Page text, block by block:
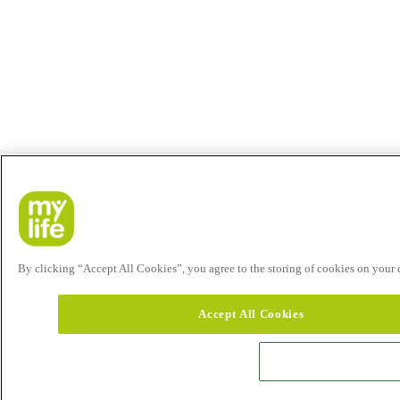
By clicking “Accept All Cookies”, you agree to the storing of cookies on your
Accept All Cookies